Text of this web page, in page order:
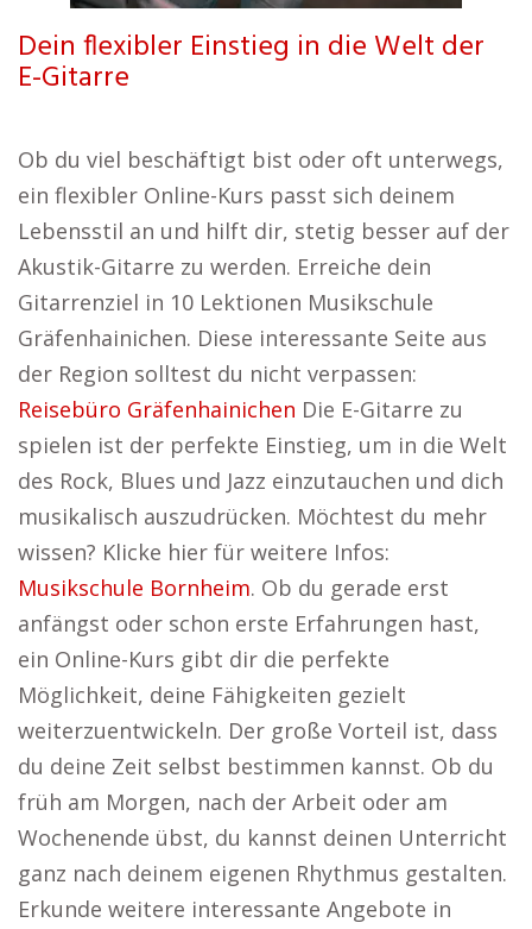
Dein flexibler Einstieg in die Welt der
E-Gitarre
Ob du viel beschäftigt bist oder oft unterwegs,
ein flexibler Online-Kurs passt sich deinem
Lebensstil an und hilft dir, stetig besser auf der
Akustik-Gitarre zu werden. Erreiche dein
Gitarrenziel in 10 Lektionen Musikschule
Gräfenhainichen. Diese interessante Seite aus
der Region solltest du nicht verpassen:
Reisebüro Gräfenhainichen Die E-Gitarre zu
spielen ist der perfekte Einstieg, um in die Welt
des Rock, Blues und Jazz einzutauchen und dich
musikalisch auszudrücken. Möchtest du mehr
wissen? Klicke hier für weitere Infos:
Musikschule Bornheim. Ob du gerade erst
anfängst oder schon erste Erfahrungen hast,
ein Online-Kurs gibt dir die perfekte
Möglichkeit, deine Fähigkeiten gezielt
weiterzuentwickeln. Der große Vorteil ist, dass
du deine Zeit selbst bestimmen kannst. Ob du
früh am Morgen, nach der Arbeit oder am
Wochenende übst, du kannst deinen Unterricht
ganz nach deinem eigenen Rhythmus gestalten.
Erkunde weitere interessante Angebote in